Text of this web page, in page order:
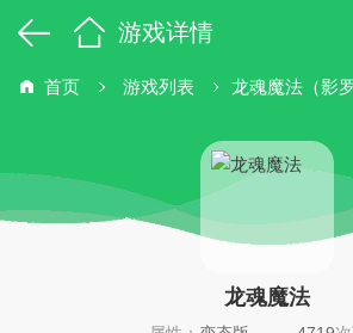
游戏详情
首页 游戏列表 龙魂魔法（影
龙魂魔法